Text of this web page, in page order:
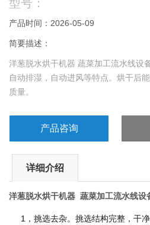
型号：
产品时间：2026-05-09
简要描述：
洋葱脱水烘干机器 蔬菜加工流水线设
自动排湿，自动进风等特点。烘干后
质量。
产品咨询
详细介绍
洋葱脱水烘干机器 蔬菜加工流水线设
1，挑选去杂。挑选结构完整，干